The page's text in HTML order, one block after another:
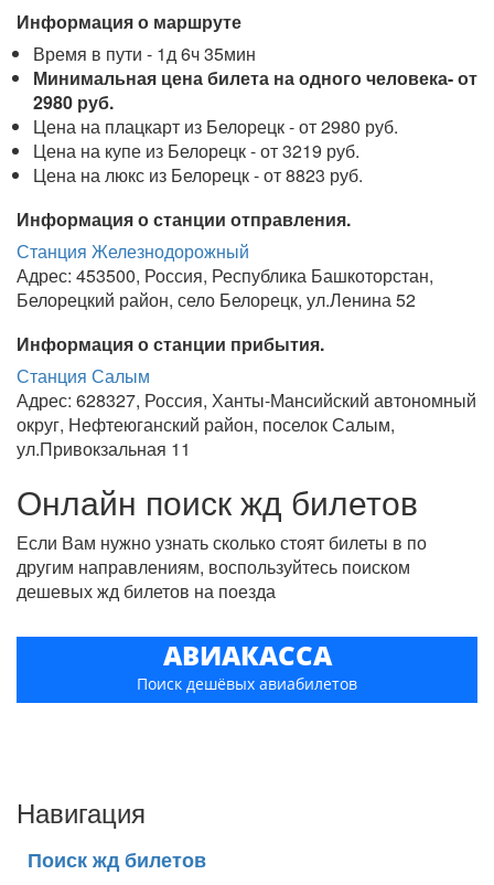
Информация о маршруте
Время в пути - 1д 6ч 35мин
Минимальная цена билета на одного человека- от
2980 руб.
Цена на плацкарт из Белорецк - от 2980 руб.
Цена на купе из Белорецк - от 3219 руб.
Цена на люкс из Белорецк - от 8823 руб.
Информация о станции отправления.
Станция Железнодорожный
Адрес: 453500, Россия, Республика Башкоторстан,
Белорецкий район, село Белорецк, ул.Ленина 52
Информация о станции прибытия.
Станция Салым
Адрес: 628327, Россия, Ханты-Мансийский автономный
округ, Нефтеюганский район, поселок Салым,
ул.Привокзальная 11
Онлайн поиск жд билетов
Если Вам нужно узнать сколько стоят билеты в по
другим направлениям, воспользуйтесь поиском
дешевых жд билетов на поезда
АВИАКАССА
Поиск дешёвых авиабилетов
Навигация
Поиск жд билетов